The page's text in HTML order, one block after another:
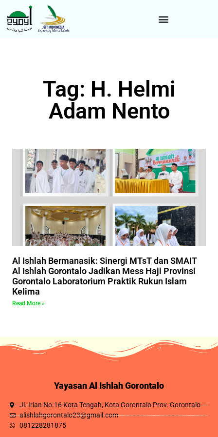
Tag: H. Helmi
Adam Nento
Al Ishlah Bermanasik: Sinergi MTsT dan SMAIT
Al Ishlah Gorontalo Jadikan Mess Haji Provinsi
Gorontalo Laboratorium Praktik Rukun Islam
Kelima
Read More »
Yayasan Al Ishlah Gorontalo
Jl. Irian No.16 Kota Tengah, Kota Gorontalo Prov. Gorontalo
alishlahgorontalo23@gmail.com
081228281875